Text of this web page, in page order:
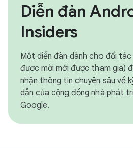
Diễn đàn
Insiders
Một diễn đàn dành cho đối
được mời mới được tham gia)
nhận thông tin chuyên sâu về
dẫn của cộng đồng nhà phát
Google.